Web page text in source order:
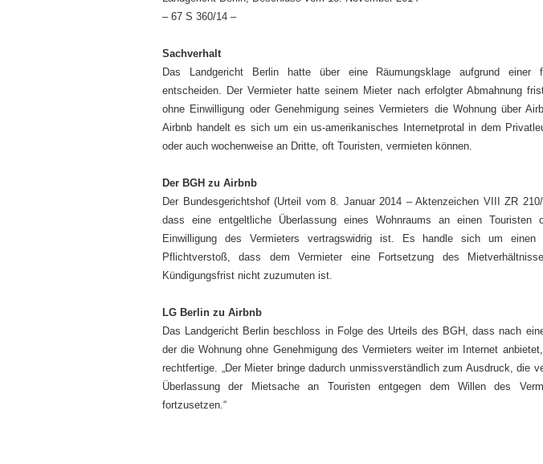
– 67 S 360/14 –
Sachverhalt
Das Landgericht Berlin hatte über eine Räumungsklage aufgrund einer
entscheiden. Der Vermieter hatte seinem Mieter nach erfolgter Abmahnung
ohne Einwilligung oder Genehmigung seines Vermieters die Wohnung über
Airbnb handelt es sich um ein us-amerikanisches Internetprotal in dem
oder auch wochenweise an Dritte, oft Touristen, vermieten können.
Der BGH zu Airbnb
Der Bundesgerichtshof (Urteil vom 8. Januar 2014 – Aktenzeichen VIII ZR
dass eine entgeltliche Überlassung eines Wohnraums an einen Touristen
Einwilligung des Vermieters vertragswidrig ist. Es handle sich um einen
Pflichtverstoß, dass dem Vermieter eine Fortsetzung des
Kündigungsfrist nicht zuzumuten ist.
LG Berlin zu Airbnb
Das Landgericht Berlin beschloss in Folge des Urteils des BGH, dass nach
der die Wohnung ohne Genehmigung des Vermieters weiter im Internet
rechtfertige. „Der Mieter bringe dadurch unmissverständlich zum Ausdruck, die
Überlassung der Mietsache an Touristen entgegen dem Willen des
fortzusetzen.“